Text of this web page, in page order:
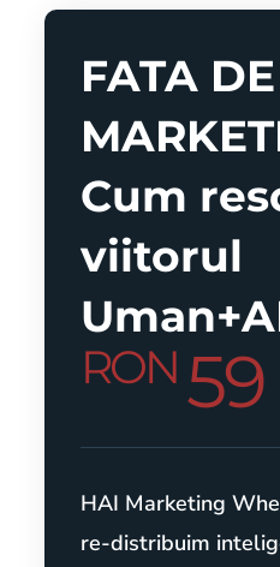
FATA
Cum
viitorul
RON 59
HAI Marketing
re-distribuim